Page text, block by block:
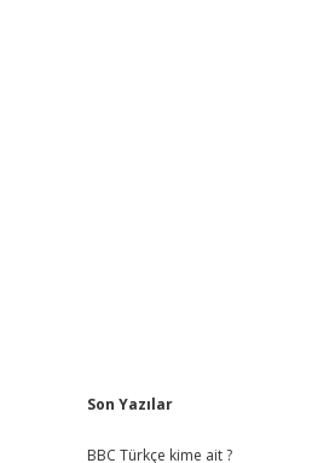
Sidebar
Son Yazılar
BBC Türkçe kime ait ?